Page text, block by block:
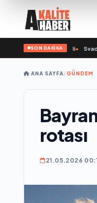
SON DAKİKA
yaşamını yitirdi Svadba
ANA SAYFA/GÜNDEM
rotası
21.05.2026